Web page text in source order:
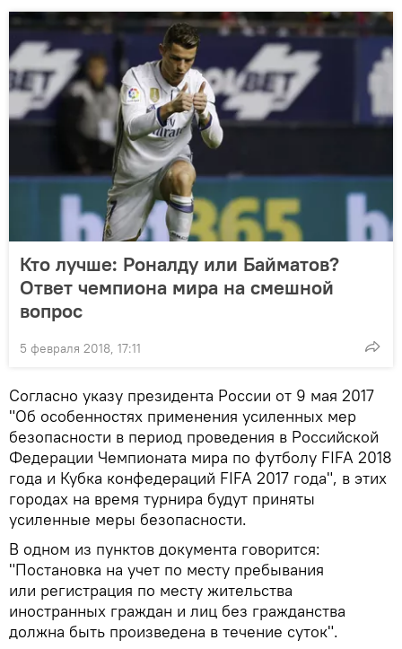
Кто лучше: Роналду или Байматов?
Ответ чемпиона мира на смешной
вопрос
5 февраля 2018, 17:11
Согласно указу президента России от 9 мая 2017
"Об особенностях применения усиленных мер
безопасности в период проведения в Российской
Федерации Чемпионата мира по футболу FIFA 2018
года и Кубка конфедераций FIFA 2017 года", в этих
городах на время турнира будут приняты
усиленные меры безопасности.
В одном из пунктов документа говорится:
"Постановка на учет по месту пребывания
или регистрация по месту жительства
иностранных граждан и лиц без гражданства
должна быть произведена в течение суток".